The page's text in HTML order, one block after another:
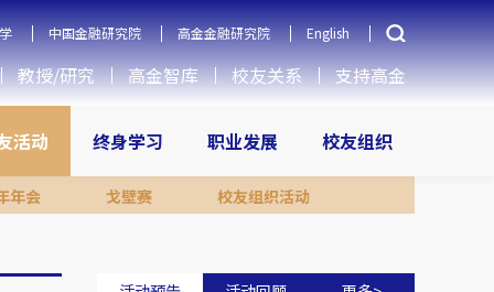
中国金融研究院 高金金融研究院 English
教授/研究 高金智库 校友关系 支持高金
活动
年会 戈壁赛 校友组织活动
终身学习 职业发展 校友组织